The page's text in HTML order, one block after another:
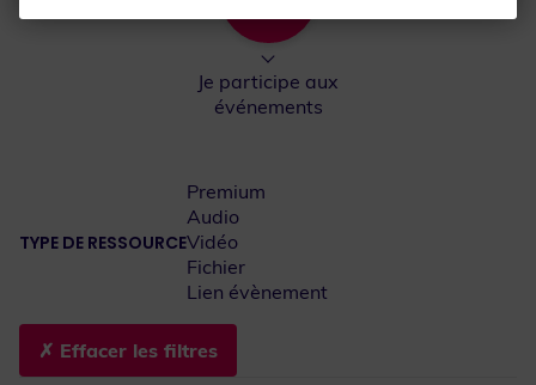
Je participe aux
événements
TYPE DE RESSOURCE
Premium
Audio
Vidéo
Fichier
Lien évènement